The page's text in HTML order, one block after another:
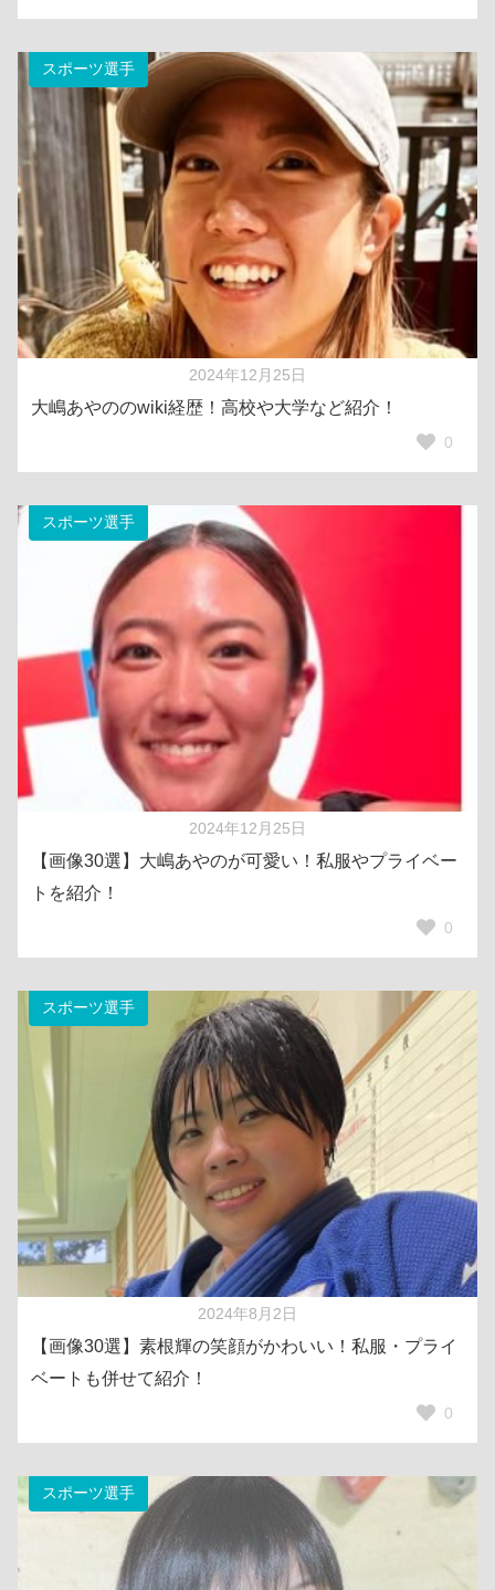
スポーツ選手
2024年12月25日
大嶋あやののwiki経歴！高校や大学など紹介！
0
スポーツ選手
2024年12月25日
【画像30選】大嶋あやのが可愛い！私服やプライベー
トを紹介！
0
スポーツ選手
2024年8月2日
【画像30選】素根輝の笑顔がかわいい！私服・プライ
ベートも併せて紹介！
0
スポーツ選手